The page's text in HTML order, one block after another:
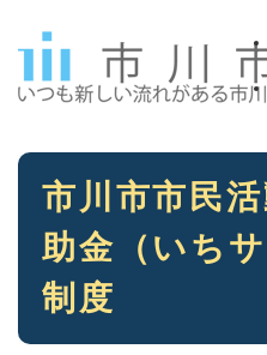
本
市川市市民
助金（いち
制度